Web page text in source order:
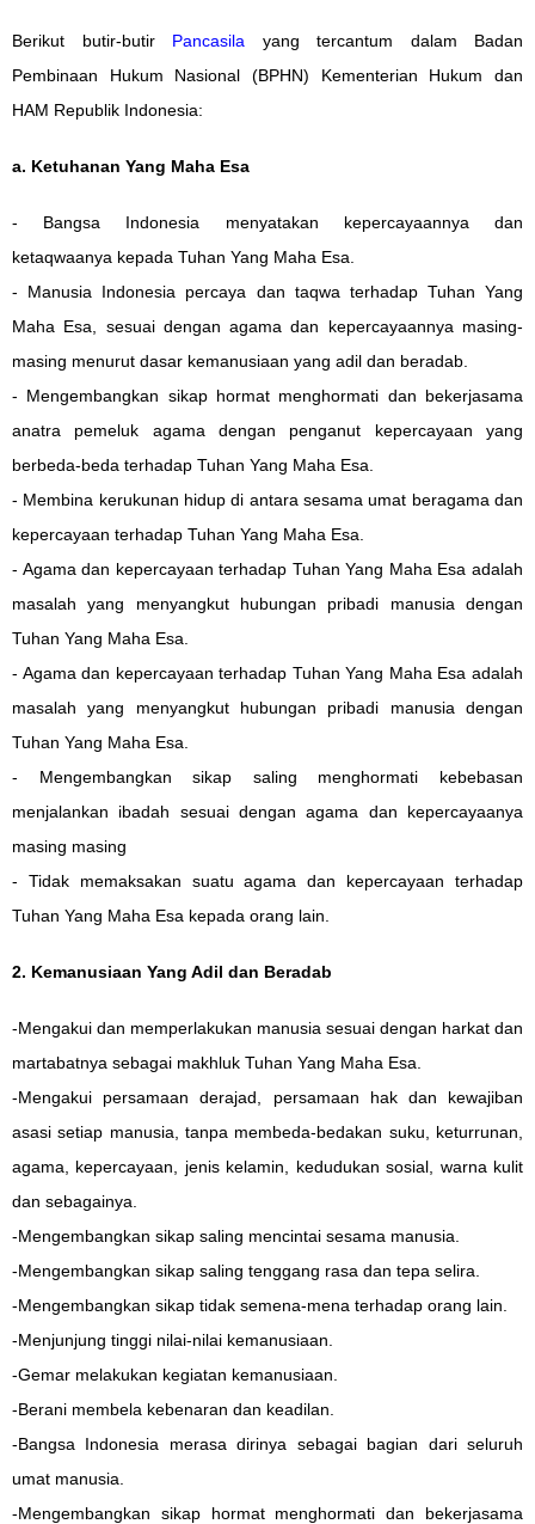
Berikut butir-butir Pancasila yang tercantum dalam Badan
Pembinaan Hukum Nasional (BPHN) Kementerian Hukum dan
HAM Republik Indonesia:
a. Ketuhanan Yang Maha Esa
- Bangsa Indonesia menyatakan kepercayaannya dan
ketaqwaanya kepada Tuhan Yang Maha Esa.
- Manusia Indonesia percaya dan taqwa terhadap Tuhan Yang
Maha Esa, sesuai dengan agama dan kepercayaannya masing-
masing menurut dasar kemanusiaan yang adil dan beradab.
- Mengembangkan sikap hormat menghormati dan bekerjasama
anatra pemeluk agama dengan penganut kepercayaan yang
berbeda-beda terhadap Tuhan Yang Maha Esa.
- Membina kerukunan hidup di antara sesama umat beragama dan
kepercayaan terhadap Tuhan Yang Maha Esa.
- Agama dan kepercayaan terhadap Tuhan Yang Maha Esa adalah
masalah yang menyangkut hubungan pribadi manusia dengan
Tuhan Yang Maha Esa.
- Agama dan kepercayaan terhadap Tuhan Yang Maha Esa adalah
masalah yang menyangkut hubungan pribadi manusia dengan
Tuhan Yang Maha Esa.
- Mengembangkan sikap saling menghormati kebebasan
menjalankan ibadah sesuai dengan agama dan kepercayaanya
masing masing
- Tidak memaksakan suatu agama dan kepercayaan terhadap
Tuhan Yang Maha Esa kepada orang lain.
2. Kemanusiaan Yang Adil dan Beradab
-Mengakui dan memperlakukan manusia sesuai dengan harkat dan
martabatnya sebagai makhluk Tuhan Yang Maha Esa.
-Mengakui persamaan derajad, persamaan hak dan kewajiban
asasi setiap manusia, tanpa membeda-bedakan suku, keturrunan,
agama, kepercayaan, jenis kelamin, kedudukan sosial, warna kulit
dan sebagainya.
-Mengembangkan sikap saling mencintai sesama manusia.
-Mengembangkan sikap saling tenggang rasa dan tepa selira.
-Mengembangkan sikap tidak semena-mena terhadap orang lain.
-Menjunjung tinggi nilai-nilai kemanusiaan.
-Gemar melakukan kegiatan kemanusiaan.
-Berani membela kebenaran dan keadilan.
-Bangsa Indonesia merasa dirinya sebagai bagian dari seluruh
umat manusia.
-Mengembangkan sikap hormat menghormati dan bekerjasama